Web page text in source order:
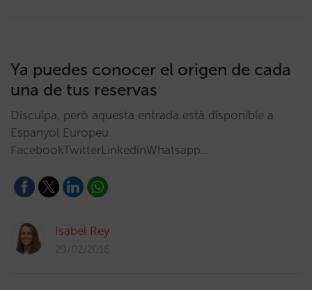
Ya puedes conocer el origen de cada
una de tus reservas
Disculpa, però aquesta entrada està disponible a
Espanyol Europeu.
FacebookTwitterLinkedinWhatsapp…
Isabel Rey
29/02/2016